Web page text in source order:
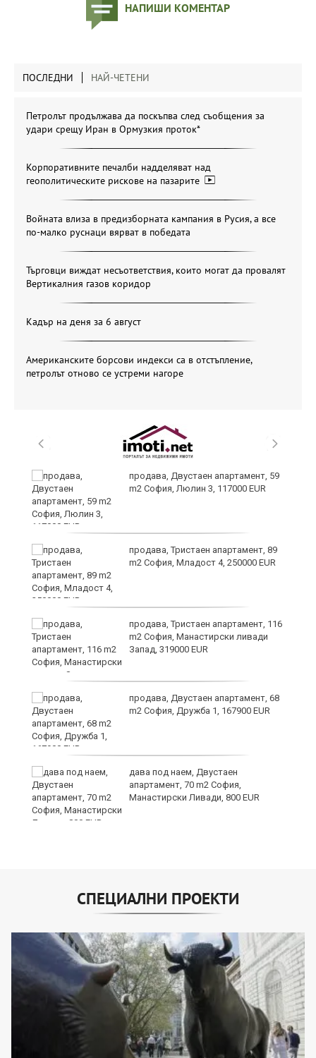
НАПИШИ КОМЕНТАР
ПОСЛЕДНИ НАЙ-ЧЕТЕНИ
Петролът продължава да поскъпва след съобщения за
удари срещу Иран в Ормузкия проток*
Корпоративните печалби надделяват над
геополитическите рискове на пазарите
Войната влиза в предизборната кампания в Русия, а все
по-малко руснаци вярват в победата
Търговци виждат несъответствия, които могат да провалят
Вертикалния газов коридор
Кадър на деня за 6 август
Американските борсови индекси са в отстъпление,
петролът отново се устреми нагоре
продава, Двустаен апартамент, 59
m2 София, Люлин 3, 117000 EUR
продава, Тристаен апартамент, 89
m2 София, Младост 4, 250000 EUR
продава, Тристаен апартамент, 116
m2 София, Манастирски ливади
Запад, 319000 EUR
продава, Двустаен апартамент, 68
m2 София, Дружба 1, 167900 EUR
дава под наем, Двустаен
апартамент, 70 m2 София,
Манастирски Ливади, 800 EUR
СПЕЦИАЛНИ ПРОЕКТИ